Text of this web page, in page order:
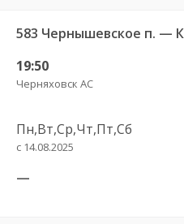
19:50
Черняховск АС
Пн,Вт,Ср,Чт,Пт,Сб
с 14.08.2025
—